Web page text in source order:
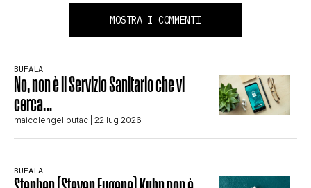
MOSTRA I COMMENTI
BUFALA
No, non è il Servizio Sanitario che vi
cerca…
maicolengel butac | 22 lug 2026
BUFALA